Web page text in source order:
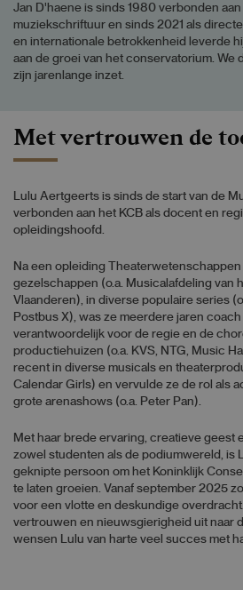
Jan D'haene is sinds 1980 verbonden
muziekschriftuur en sinds 2021 als
en internationale betrokkenheid leverde
aan de groei van het conservatorium. We
zijn jarenlange inzet.
Met vertrouwen de
Lulu Aertgeerts is sinds de start van de
verbonden aan het KCB als docent en
opleidingshoofd.
Na een opleiding
gezelschappen (o.a. Musicalafdeling van
Vlaanderen), in diverse populaire series
Postbus X), was ze meerdere jaren
verantwoordelijk voor de regie en de
productiehuizen (o.a. KVS, NTG, Music
recent in diverse musicals en
Calendar Girls) en vervulde ze de rol als
grote arenashows (o.a. Peter Pan).
Met haar brede ervaring, creatieve geest
zowel studenten als de podiumwereld, is
geknipte persoon om het Koninklijk
te laten groeien. Vanaf september 2025
voor een vlotte en deskundige
vertrouwen en nieuwsgierigheid uit naar
wensen Lulu van harte veel succes met